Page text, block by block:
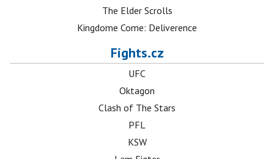
The Elder Scrolls
Kingdome Come: Deliverence
Fights.cz
UFC
Oktagon
Clash of The Stars
PFL
KSW